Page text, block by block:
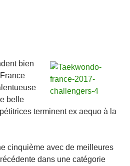
bien
belle
terminent ex aequo à la
cinquième avec de meilleures
dans une catégorie